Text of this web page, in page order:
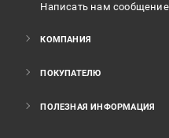
Написать нам сообщение
КОМПАНИЯ
ПОКУПАТЕЛЮ
ПОЛЕЗНАЯ ИНФОРМАЦИЯ